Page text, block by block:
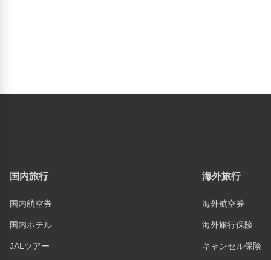
国内旅行
国内航空券
国内ホテル
JALツアー
海外旅行
海外航空券
海外旅行保険
キャンセル保険